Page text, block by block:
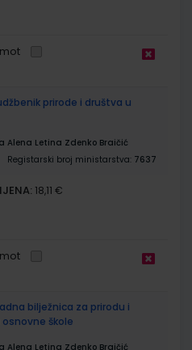
udžbenik prirode i društva u
Alena Letina Zdenko Braičić
Registarski broj ministarstva: 7637
18,11 €
radna bilježnica za prirodu i
škole
Alena Letina Zdenko Braičić